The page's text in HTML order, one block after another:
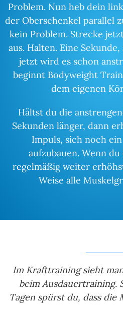
Problem. Nun heb dein
der Oberschenkel parallel
kein Problem. Strecke
aus. Halten. Eine
jetzt wird es schon
beginnt Bodyweight
dem eigenen
Hältst du die
Sekunden länger, dann
Impuls, sich noch
aufzubauen. Wenn
regelmäßig weiter
Weise alle
Im Krafttraining sieht
beim Ausdauertraining.
Tagen spürst du, dass